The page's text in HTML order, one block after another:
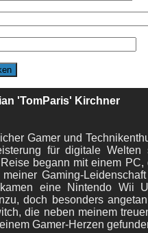
'TomParis' Kirchner
Gamer und
für digitale Welten
begann mit einem PC,
Gaming-
eine Nintendo Wii
doch besonders
die neben meinem
Gamer-Herzen